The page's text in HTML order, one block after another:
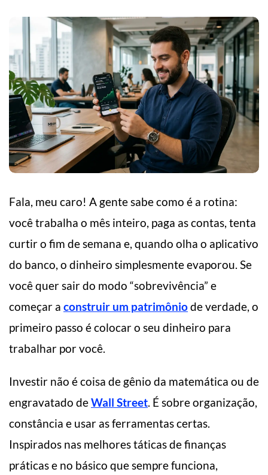
Fala, meu caro! A gente sabe como é a rotina:
você trabalha o mês inteiro, paga as contas, tenta
curtir o fim de semana e, quando olha o aplicativo
do banco, o dinheiro simplesmente evaporou. Se
você quer sair do modo “sobrevivência” e
começar a construir um patrimôniode verdade, o
primeiro passo é colocar o seu dinheiro para
trabalhar por você.
Investir não é coisa de gênio da matemática ou de
engravatado deWall Street. É sobre organização,
constância e usar as ferramentas certas.
Inspirados nas melhores táticas de finanças
práticas e no básico que sempre funciona,